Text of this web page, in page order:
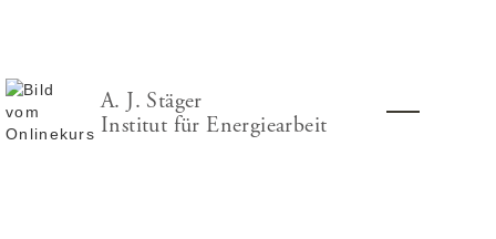
A. J. Stäger
Institut für Energiearbeit